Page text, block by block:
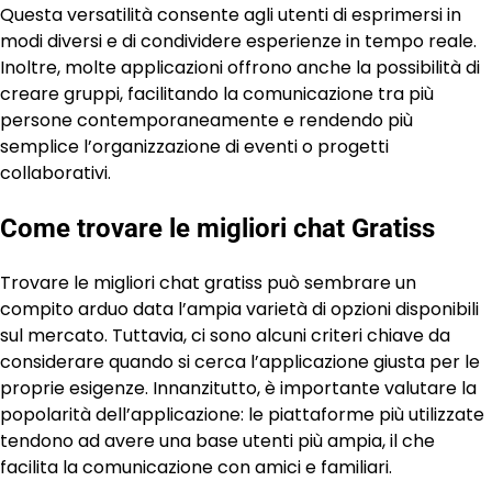
Questa versatilità consente agli utenti di esprimersi in
modi diversi e di condividere esperienze in tempo reale.
Inoltre, molte applicazioni offrono anche la possibilità di
creare gruppi, facilitando la comunicazione tra più
persone contemporaneamente e rendendo più
semplice l’organizzazione di eventi o progetti
collaborativi.
Come trovare le migliori chat Gratiss
Trovare le migliori chat gratiss può sembrare un
compito arduo data l’ampia varietà di opzioni disponibili
sul mercato. Tuttavia, ci sono alcuni criteri chiave da
considerare quando si cerca l’applicazione giusta per le
proprie esigenze. Innanzitutto, è importante valutare la
popolarità dell’applicazione: le piattaforme più utilizzate
tendono ad avere una base utenti più ampia, il che
facilita la comunicazione con amici e familiari.